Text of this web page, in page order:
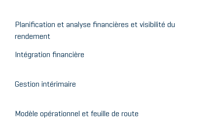
Planification et analyse financières et visibilité du
rendement
Intégration financière
Gestion intérimaire
Modèle opérationnel et feuille de route